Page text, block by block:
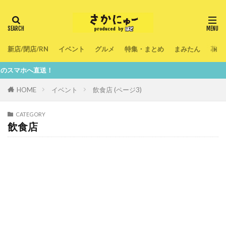
新店/閉店/RN イベント グルメ 特集・まとめ まみたん 暮ら
送！
HOME イベント 飲食店 (ページ3)
CATEGORY
飲食店